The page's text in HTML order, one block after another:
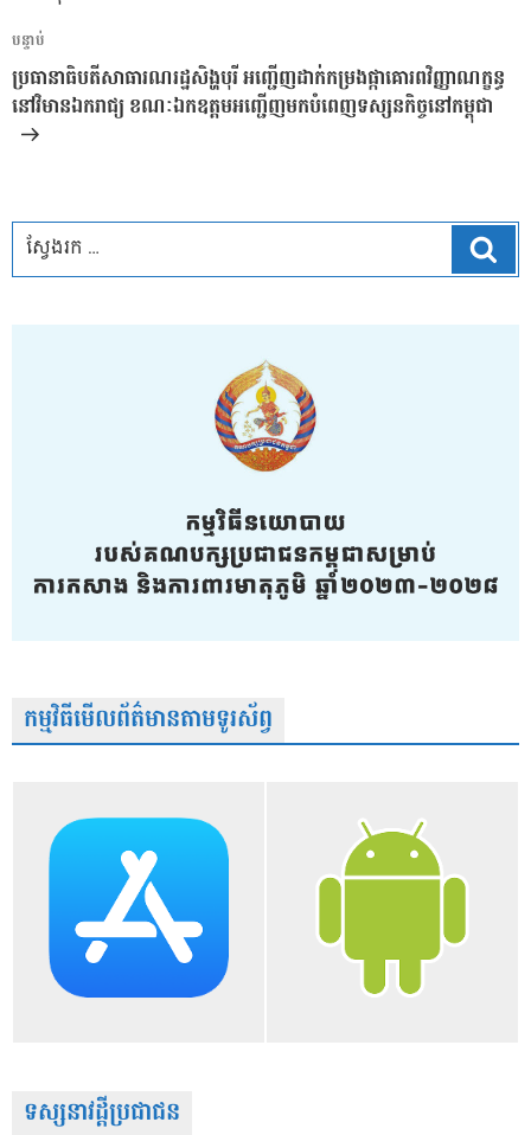
អត្ថបទ
បន្ទាប់
បន្ទាប់
ប្រធានាធិបតីសាធារណរដ្ឋសិង្ហបុរី អញ្ជើញដាក់កម្រងផ្កាគោរពវិញ្ញាណក្ខន្ធ
នៅវិមានឯករាជ្យ ខណៈឯកឧត្តមអញ្ជើញមកបំពេញទស្សនកិច្ចនៅកម្ពុជា
កម្មវិធីមើលព័ត៌មានតាមទូរស័ព្វ
ទស្សនាវដ្តីប្រជាជន